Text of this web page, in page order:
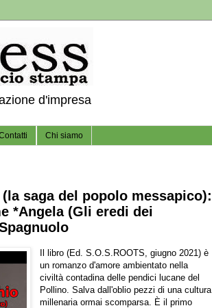
d'impresa
Chi siamo
saga del popolo messapico):
*Angela (Gli eredi dei
Il libro (Ed. S.O.S.ROOTS, giugno 2021) è
un romanzo d'amore ambientato nella
civiltà contadina delle pendici lucane del
Pollino. Salva dall'oblio pezzi di una cultura
millenaria ormai scomparsa. È il primo